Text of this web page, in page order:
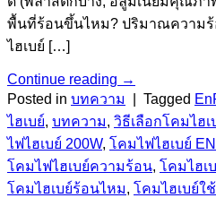
พื้นที่ร้อนขึ้นไหม? ปริมาณความร้
ไฮเบย์ […]
Continue reading →
Posted in บทความ Tagged
ไฮเบย์, บทความ, วิธีเลือกโคมไฮเ
ไฟไฮเบย์ 200W, โคมไฟไฮเบย์
โคมไฟไฮเบย์ความร้อน, โคมไฮเ
โคมไฮเบย์ร้อนไหม, โคมไฮเบย์ใ